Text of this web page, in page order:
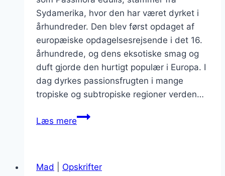
Sydamerika, hvor den har været dyrket i
århundreder. Den blev først opdaget af
europæiske opdagelsesrejsende i det 16.
århundrede, og dens eksotiske smag og
duft gjorde den hurtigt populær i Europa. I
dag dyrkes passionsfrugten i mange
tropiske og subtropiske regioner verden…
Læs merePassionsfrugt
forkæler
Mad Opskrifter